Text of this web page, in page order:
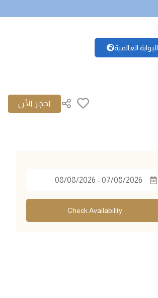
البوابة العالمية
Check Availability